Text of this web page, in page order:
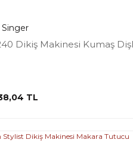
Singer
Dikiş Makinesi Kumaş
TL